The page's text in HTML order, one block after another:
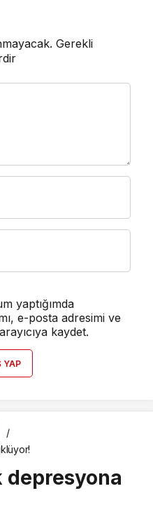
Gerekli
yaptığımda
e-posta adresimi ve
kaydet.
YAP
depresyona